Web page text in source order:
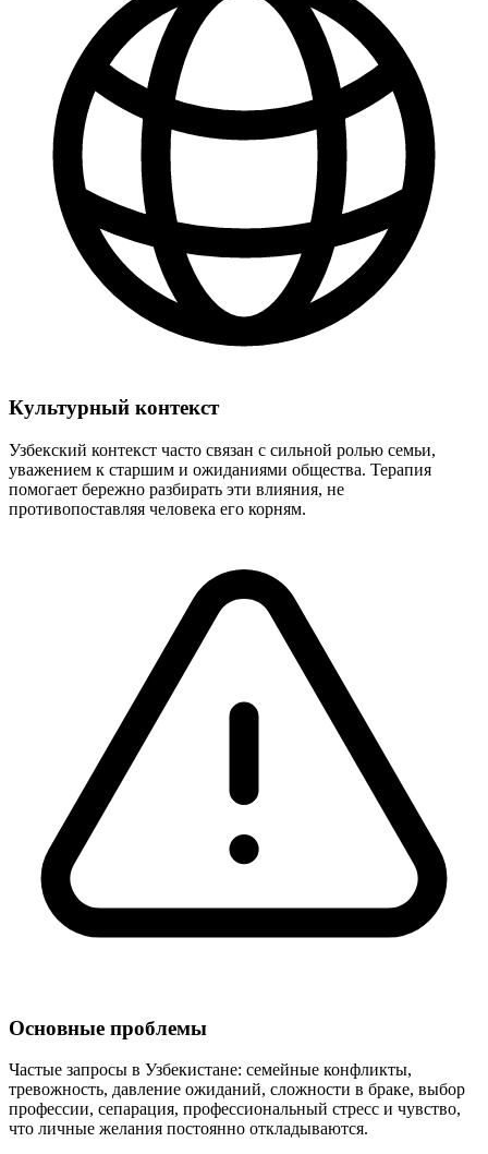
Культурный контекст
Узбекский контекст часто связан с сильной ролью семьи,
уважением к старшим и ожиданиями общества. Терапия
помогает бережно разбирать эти влияния, не
противопоставляя человека его корням.
Основные проблемы
Частые запросы в Узбекистане: семейные конфликты,
тревожность, давление ожиданий, сложности в браке, выбор
профессии, сепарация, профессиональный стресс и чувство,
что личные желания постоянно откладываются.